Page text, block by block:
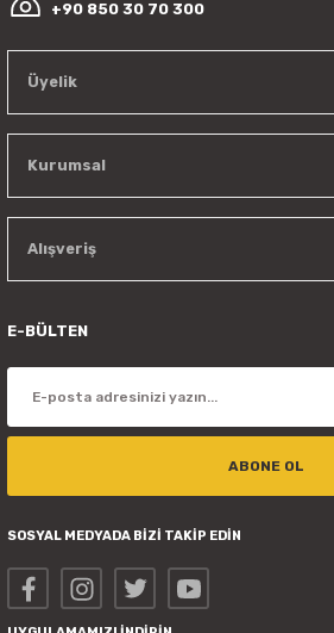
+90 850 30 70 300
Üyelik
Kurumsal
Alışveriş
E-BÜLTEN
ABONE OL
SOSYAL MEDYADA BİZİ TAKİP EDİN